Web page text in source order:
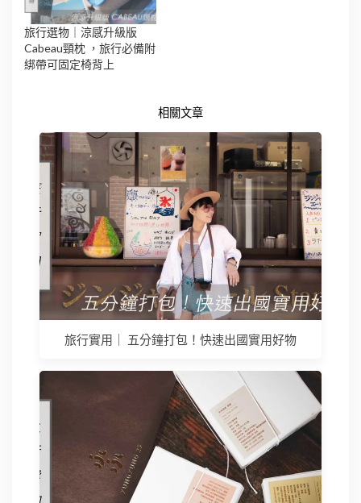
旅行選物｜涼感升級版
Cabeau頸枕 ，旅行必備附
綁帶可固定椅背上
相關文章
旅行實用｜ 五分鐘打包！快速出國實用好物